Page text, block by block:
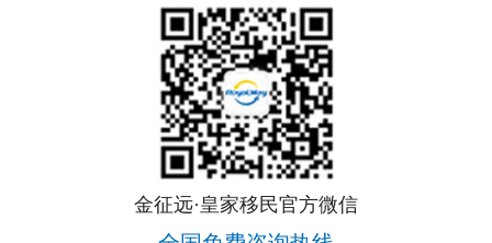
金征远·皇家移民官方微信